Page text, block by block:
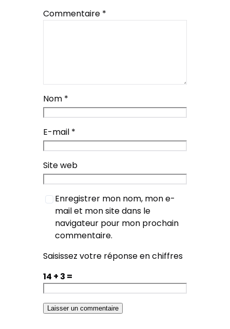
Commentaire *
Nom *
E-mail *
Site web
Enregistrer mon nom, mon e-
mail et mon site dans le
navigateur pour mon prochain
commentaire.
Saisissez votre réponse en chiffres
14 + 3 =